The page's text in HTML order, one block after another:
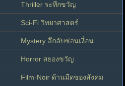
Thriller ระทึกขวัญ
Sci-Fi วิทยาศาสตร์
Mystery ลึกลับซ่อนเงื่อน
Horror สยองขวัญ
Film-Noir ด้านมืดของสังคม